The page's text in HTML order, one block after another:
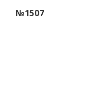
№1507